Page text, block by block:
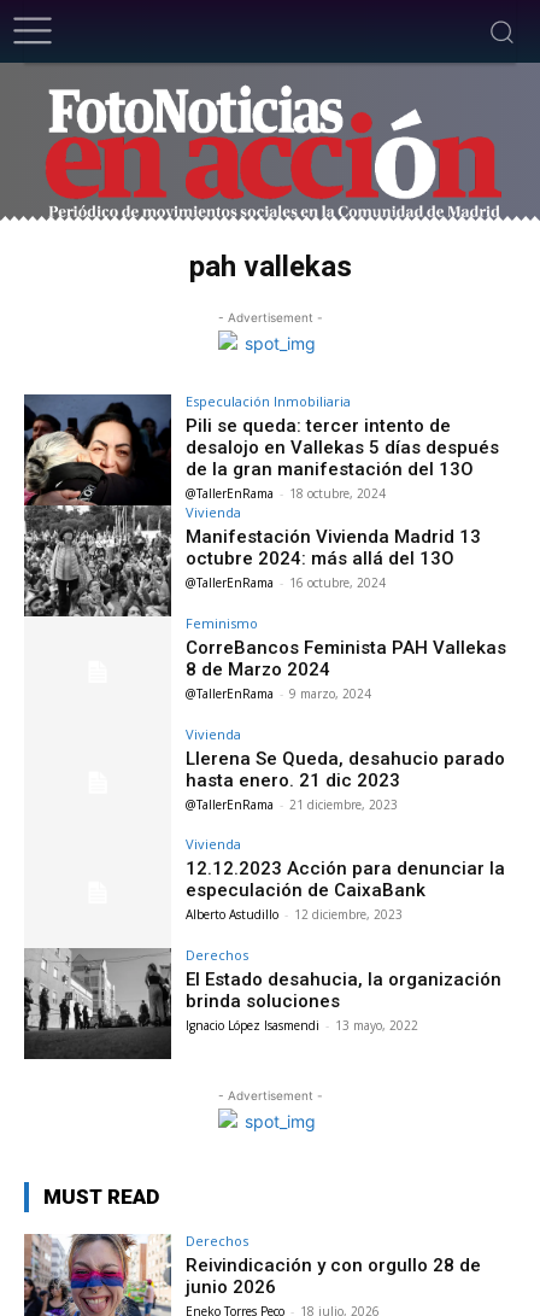
pah vallekas
- Advertisement -
Especulación Inmobiliaria
Pili se queda: tercer intento de
desalojo en Vallekas 5 días después
de la gran manifestación del 13O
@TallerEnRama - 18 octubre, 2024
Vivienda
Manifestación Vivienda Madrid 13
octubre 2024: más allá del 13O
@TallerEnRama - 16 octubre, 2024
Feminismo
CorreBancos Feminista PAH Vallekas
8 de Marzo 2024
@TallerEnRama - 9 marzo, 2024
Vivienda
Llerena Se Queda, desahucio parado
hasta enero. 21 dic 2023
@TallerEnRama - 21 diciembre, 2023
Vivienda
12.12.2023 Acción para denunciar la
especulación de CaixaBank
Alberto Astudillo - 12 diciembre, 2023
Derechos
El Estado desahucia, la organización
brinda soluciones
Ignacio López Isasmendi - 13 mayo, 2022
- Advertisement -
MUST READ
Derechos
Reivindicación y con orgullo 28 de
junio 2026
Eneko Torres Peco - 18 julio, 2026